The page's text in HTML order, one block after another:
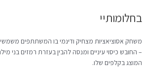
בחלומותיי
משחק אסוציאציות מצחיק ודינמי בו המשתתפים
– החובש כיסוי עיניים ומנסה להבין בעזרת רמזים בני
המוצג בקלפים שלו.